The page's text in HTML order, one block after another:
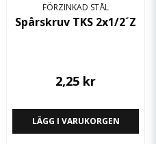
FÖRZINKAD STÅL
Spårskruv TKS 2x1/2´Z
2,25 kr
LÄGG I VARUKORGEN